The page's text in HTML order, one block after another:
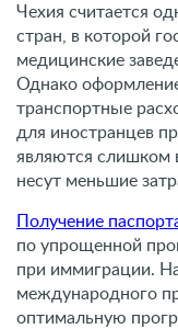
Чехия считается
стран, в которой
медицинские
Однако
транспортные
для иностранцев
являются слишком
несут меньшие
Получение
по упрощенной
при иммиграции.
международного
оптимальную